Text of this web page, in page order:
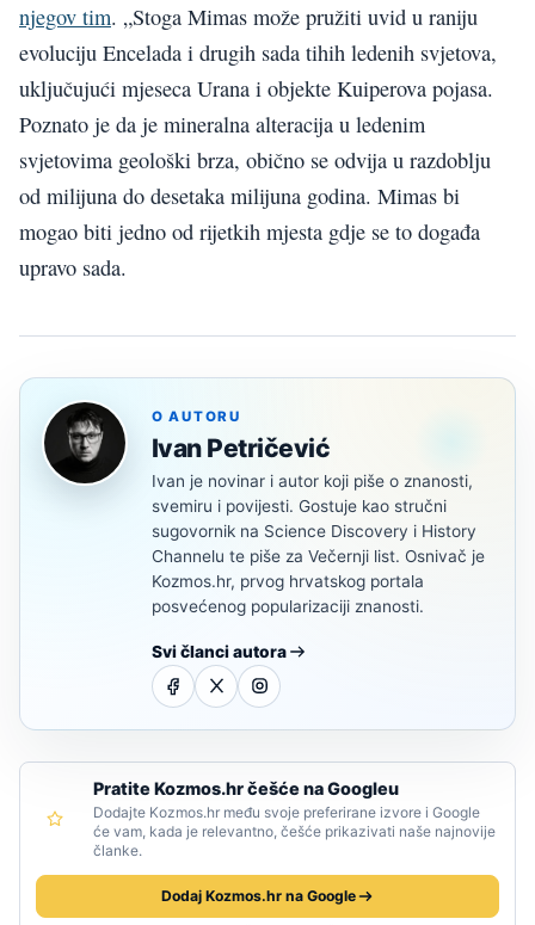
njegov tim. „Stoga Mimas može pružiti uvid u raniju
evoluciju Encelada i drugih sada tihih ledenih svjetova,
uključujući mjeseca Urana i objekte Kuiperova pojasa.
Poznato je da je mineralna alteracija u ledenim
svjetovima geološki brza, obično se odvija u razdoblju
od milijuna do desetaka milijuna godina. Mimas bi
mogao biti jedno od rijetkih mjesta gdje se to događa
upravo sada.
O AUTORU
Ivan Petričević
Ivan je novinar i autor koji piše o znanosti,
svemiru i povijesti. Gostuje kao stručni
sugovornik na Science Discovery i History
Channelu te piše za Večernji list. Osnivač je
Kozmos.hr, prvog hrvatskog portala
posvećenog popularizaciji znanosti.
Svi članci autora
Pratite Kozmos.hr češće na Googleu
Dodajte Kozmos.hr među svoje preferirane izvore i Google
će vam, kada je relevantno, češće prikazivati naše najnovije
članke.
Dodaj Kozmos.hr na Google